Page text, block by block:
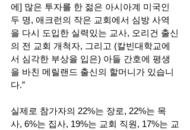
에] 많은 투자를 한 젊은 아시아계 미국인
두 명, 애크런의 작은 교회에서 심방 사역
을 다시 도입한 실력있는 교사, 오리건 출신
의 전 교회 개척자, 그리고 (칼빈대학교에
서 심각한 부상을 입은) 아들 간호에 평생
을 바친 메릴랜드 출신의 할머니가 있습니
다.”
실제로 참가자의 22%는 장로, 22%는 목
사, 6%는 집사, 19%는 교회 직원, 17%는 교